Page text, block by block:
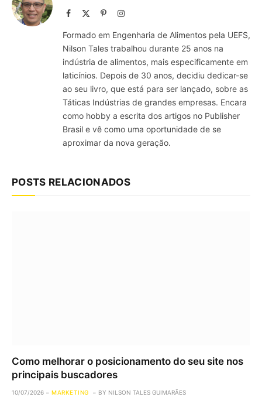
Facebook PinterestInstagram
Formado em Engenharia de Alimentos pela UEFS,
Nilson Tales trabalhou durante 25 anos na
indústria de alimentos, mais especificamente em
laticínios. Depois de 30 anos, decidiu dedicar-se
ao seu livro, que está para ser lançado, sobre as
Táticas Indústrias de grandes empresas. Encara
como hobby a escrita dos artigos no Publisher
Brasil e vê como uma oportunidade de se
aproximar da nova geração.
POSTS RELACIONADOS
Como melhorar o posicionamento do seu site nos
principais buscadores
10/07/2026 MARKETING BY NILSON TALES GUIMARÃES